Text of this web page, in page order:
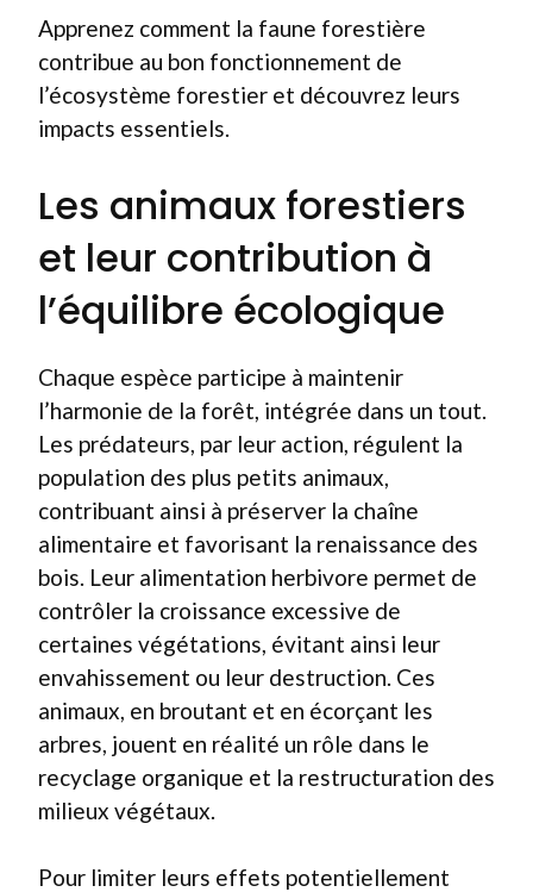
Apprenez comment la faune forestière
contribue au bon fonctionnement de
l’écosystème forestier et découvrez leurs
impacts essentiels.
Les animaux forestiers
et leur contribution à
l’équilibre écologique
Chaque espèce participe à maintenir
l’harmonie de la forêt, intégrée dans un tout.
Les prédateurs, par leur action, régulent la
population des plus petits animaux,
contribuant ainsi à préserver la chaîne
alimentaire et favorisant la renaissance des
bois. Leur alimentation herbivore permet de
contrôler la croissance excessive de
certaines végétations, évitant ainsi leur
envahissement ou leur destruction. Ces
animaux, en broutant et en écorçant les
arbres, jouent en réalité un rôle dans le
recyclage organique et la restructuration des
milieux végétaux.
Pour limiter leurs effets potentiellement